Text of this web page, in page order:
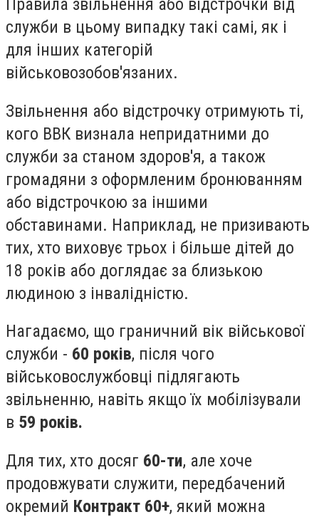
Правила звільнення або відстрочки від
служби в цьому випадку такі самі, як і
для інших категорій
військовозобов'язаних.
Звільнення або відстрочку отримують ті,
кого ВВК визнала непридатними до
служби за станом здоров'я, а також
громадяни з оформленим бронюванням
або відстрочкою за іншими
обставинами. Наприклад, не призивають
тих, хто виховує трьох і більше дітей до
18 років або доглядає за близькою
людиною з інвалідністю.
Нагадаємо, що граничний вік військової
служби - 60 років, після чого
військовослужбовці підлягають
звільненню, навіть якщо їх мобілізували
в 59 років.
Для тих, хто досяг 60-ти, але хоче
продовжувати служити, передбачений
окремий Контракт 60+, який можна